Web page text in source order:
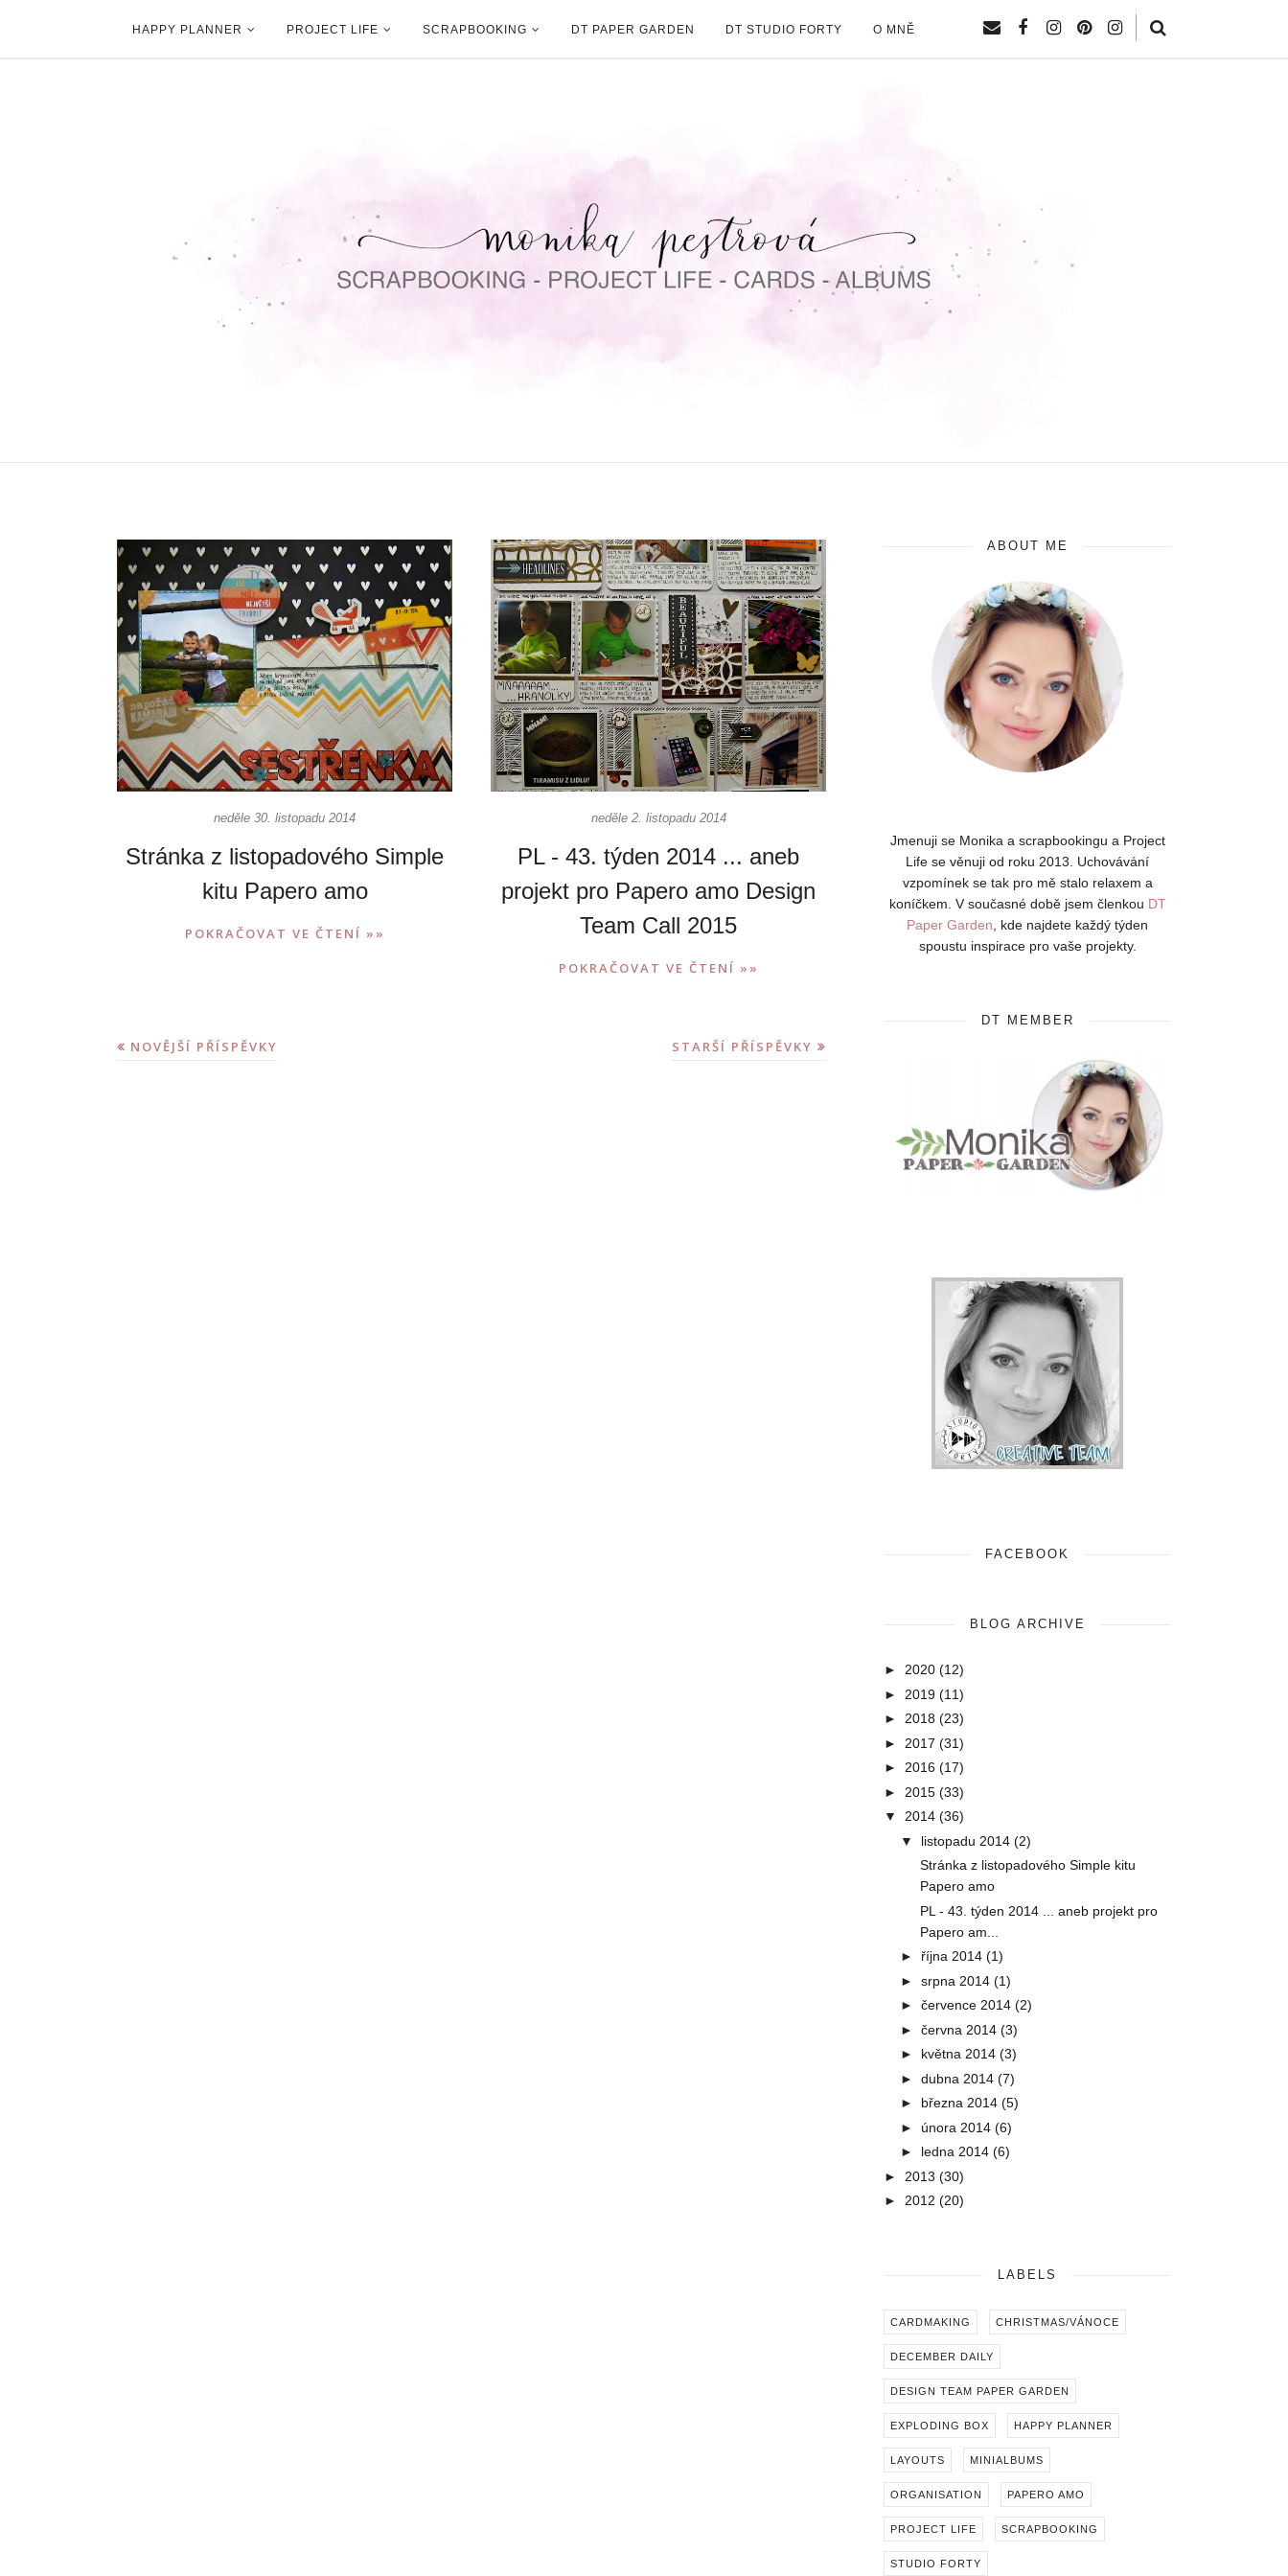
HAPPY PLANNER PROJECT LIFE SCRAPBOOKING DT PAPER GARDEN DT STUDIO FORTY O MNĚ
neděle 30. listopadu 2014
Stránka z listopadového Simple
kitu Papero amo
POKRAČOVAT VE ČTENÍ »»
neděle 2. listopadu 2014
PL - 43. týden 2014 ... aneb
projekt pro Papero amo Design
Team Call 2015
POKRAČOVAT VE ČTENÍ »»
NOVĚJŠÍ PŘÍSPĚVKY STARŠÍ PŘÍSPĚVKY
ABOUT ME
Jmenuji se Monika a scrapbookingu a Project
Life se věnuji od roku 2013. Uchovávání
vzpomínek se tak pro mě stalo relaxem a
koníčkem. V současné době jsem členkou DT
Paper Garden , kde najdete každý týden
spoustu inspirace pro vaše projekty.
DT MEMBER
FACEBOOK
BLOG ARCHIVE
► 2020 (12)
► 2019 (11)
► 2018 (23)
► 2017 (31)
► 2016 (17)
► 2015 (33)
▼
2014 (36)
▼
listopadu 2014 (2)
Stránka z listopadového Simple kitu
Papero amo
PL - 43. týden 2014 ... aneb projekt pro
Papero am...
► října 2014 (1)
► srpna 2014 (1)
► července 2014 (2)
► června 2014 (3)
► května 2014 (3)
► dubna 2014 (7)
► března 2014 (5)
► února 2014 (6)
► ledna 2014 (6)
► 2013 (30)
► 2012 (20)
LABELS
CARDMAKING CHRISTMAS/VÁNOCE
DECEMBER DAILY
DESIGN TEAM PAPER GARDEN
EXPLODING BOX HAPPY PLANNER
LAYOUTS MINIALBUMS
ORGANISATION PAPERO AMO
PROJECT LIFE SCRAPBOOKING
STUDIO FORTY